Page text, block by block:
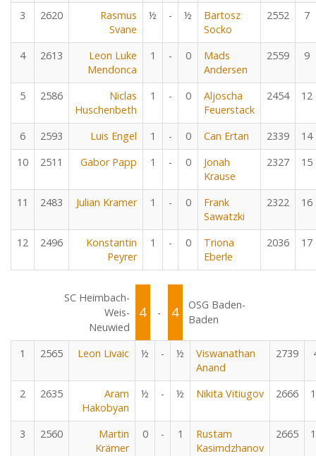
3 2620
Rasmus
Svane
½ - ½
Bartosz
Socko
2552 7
4 2613
Leon Luke
Mendonca
1 - 0
Mads
Andersen
2559 9
5 2586
Niclas
Huschenbeth
1 - 0
Aljoscha
Feuerstack
2454 12
6 2593 Luis Engel 1 - 0 Can Ertan 2339
14
10
2511 Gabor Papp 1 - 0
Jonah
Krause
2327 15
11 2483 Julian Kramer 1 - 0
Frank
Sawatzki
2322 16
12 2496
Konstantin
Peyrer
1 - 0
Triona
Eberle
2036 17
SC Heimbach-
Weis-
Neuwied
4 - 4
OSG Baden-
Baden
1 2565 Leon Livaic ½ - ½
Viswanathan
Anand
2739
2 2635
Aram
Hakobyan
½ - ½ Nikita Vitiugov 2666
3 2560
Martin
Krämer
0 - 1
Rustam
Kasimdzhanov
2665